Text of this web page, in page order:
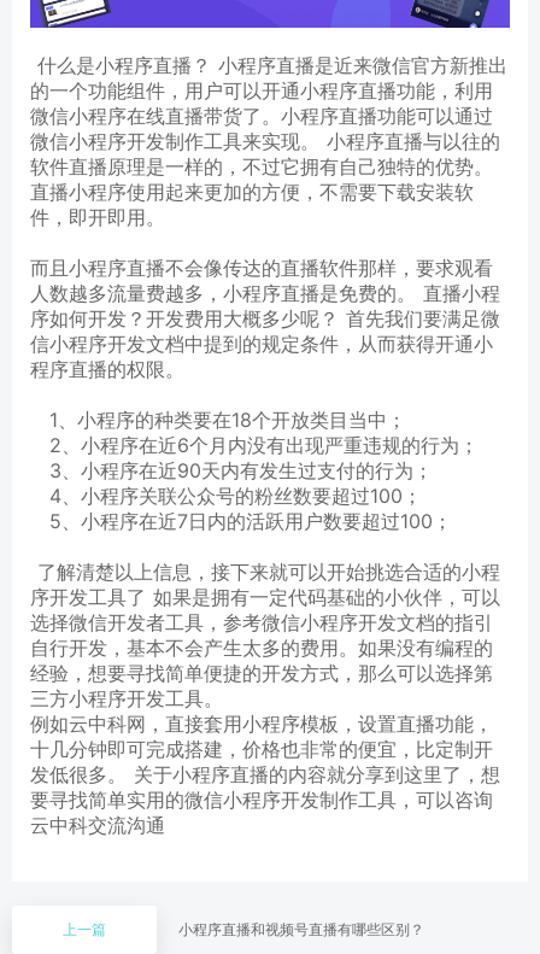
什么是小程序直播？ 小程序直播是近来微信官方新推出
的一个功能组件，用户可以开通小程序直播功能，利用
微信小程序在线直播带货了。小程序直播功能可以通过
微信小程序开发制作工具来实现。 小程序直播与以往的
软件直播原理是一样的，不过它拥有自己独特的优势。
直播小程序使用起来更加的方便，不需要下载安装软
件，即开即用。
而且小程序直播不会像传达的直播软件那样，要求观看
人数越多流量费越多，小程序直播是免费的。 直播小程
序如何开发？开发费用大概多少呢？ 首先我们要满足微
信小程序开发文档中提到的规定条件，从而获得开通小
程序直播的权限。
1、小程序的种类要在18个开放类目当中；
2、小程序在近6个月内没有出现严重违规的行为；
3、小程序在近90天内有发生过支付的行为；
4、小程序关联公众号的粉丝数要超过100；
5、小程序在近7日内的活跃用户数要超过100；
了解清楚以上信息，接下来就可以开始挑选合适的小程
序开发工具了 如果是拥有一定代码基础的小伙伴，可以
选择微信开发者工具，参考微信小程序开发文档的指引
自行开发，基本不会产生太多的费用。如果没有编程的
经验，想要寻找简单便捷的开发方式，那么可以选择第
三方小程序开发工具。
例如云中科网，直接套用小程序模板，设置直播功能，
十几分钟即可完成搭建，价格也非常的便宜，比定制开
发低很多。 关于小程序直播的内容就分享到这里了，想
要寻找简单实用的微信小程序开发制作工具，可以咨询
云中科交流沟通
上一篇 小程序直播和视频号直播有哪些区别？